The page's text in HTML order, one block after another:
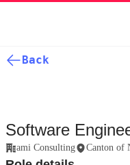
Back
Software
ami Consulting Canton of